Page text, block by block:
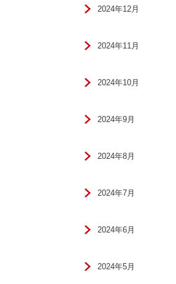
2024年12月
2024年11月
2024年10月
2024年9月
2024年8月
2024年7月
2024年6月
2024年5月